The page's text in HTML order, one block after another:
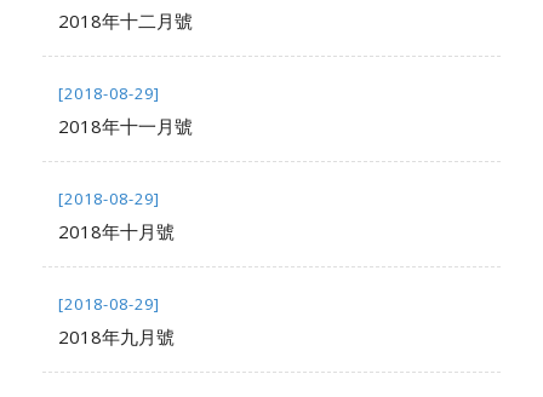
2018年十二月號
[2018-08-29]
2018年十一月號
[2018-08-29]
2018年十月號
[2018-08-29]
2018年九月號